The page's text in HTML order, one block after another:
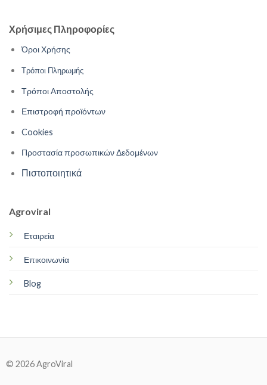
Χρήσιμες Πληροφορίες
Όροι Χρήσης
Τρόποι Πληρωμής
Τρόποι Αποστολής
Επιστροφή προϊόντων
Cookies
Προστασία προσωπικών Δεδομένων
Πιστοποιητικά
Agroviral
Εταιρεία
Επικοινωνία
Blog
© 2026 AgroViral